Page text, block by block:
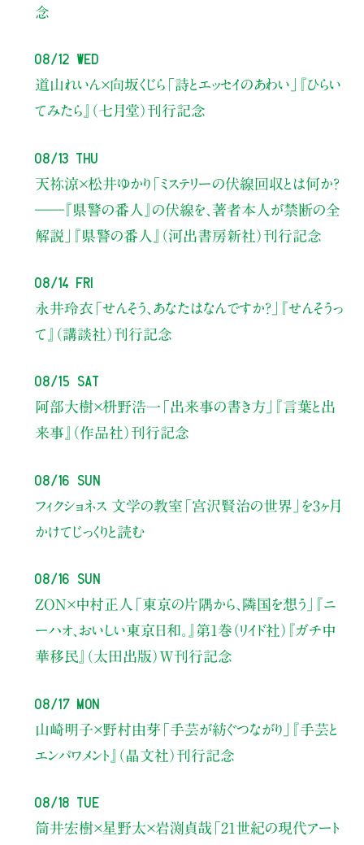
念
08/12 Wed
道山れいん×向坂くじら 「詩とエッセイのあわい」
『ひらい
てみたら』（七月堂）刊行記念
08/13 Thu
天祢涼×松井ゆかり 「ミステリーの伏線回収とは何か？
――『県警の番人』の伏線を、著者本人が禁断の全
解説」
『県警の番人』（河出書房新社）刊行記念
08/14 Fri
永井玲衣 「せんそう、あなたはなんですか？」
『せんそうっ
て』（講談社）刊行記念
08/15 Sat
阿部大樹×枡野浩一 「出来事の書き方」
『言葉と出
来事』（作品社）刊行記念
08/16 Sun
フィクショネス 文学の教室 「宮沢賢治の世界」を3ヶ月
かけてじっくりと読む
08/16 Sun
ZON×中村正人 「東京の片隅から、隣国を想う」
『ニ
ーハオ、おいしい東京日和。』第1巻（リイド社） 『ガチ中
華移民』（太田出版）W刊行記念
08/17 Mon
山崎明子×野村由芽 「手芸が紡ぐつながり」
『手芸と
エンパワメント』（晶文社）刊行記念
08/18 Tue
筒井宏樹×星野太×岩渕貞哉 「21世紀の現代アート